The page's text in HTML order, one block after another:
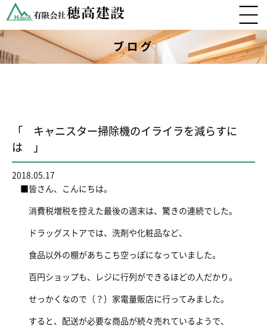
ブログ
「 キャニスター掃除機のイライラを減らすに
は 」
2018.05.17
■皆さん、こんにちは。
消費税増税を控えた最後の週末は、驚きの連続でした。
ドラッグストアでは、洗剤や化粧品など、
食品以外の棚があちこち空っぽになっていました。
百円ショップも、レジに行列ができるほどの人だかり。
せっかくなので（？）家電量販店に行ってみました。
すると、配送が必要な商品が続々売れているようで、